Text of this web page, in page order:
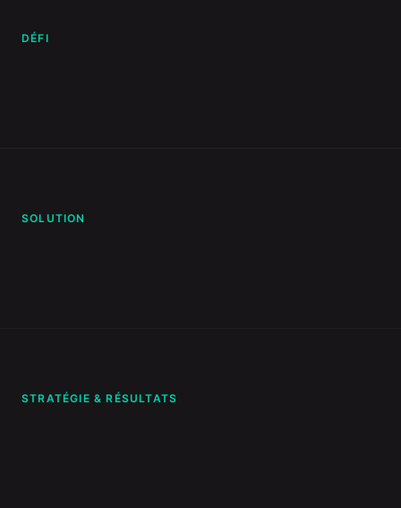
DÉFI
SOLUTION
STRATÉGIE & RÉSULTATS